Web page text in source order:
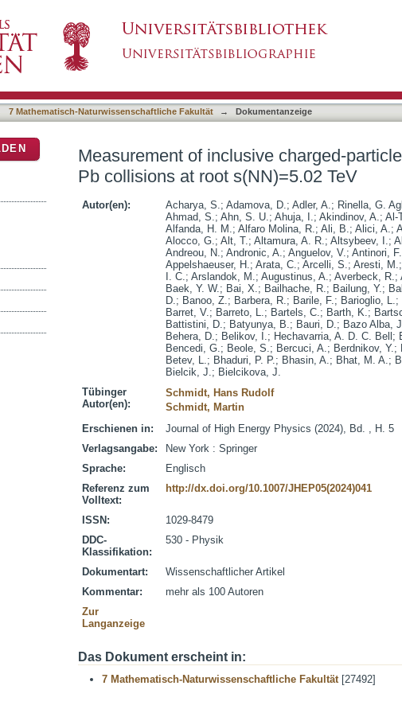
7 Mathematisch-Naturwissenschaftliche Fakultät → Dokumentanzeige
Measurement of inclusive charged-
Pb collisions at root s(NN)=5.02 TeV
Autor(en): Acharya, S.; Adamova, D.; Adler, A.; Rinella, G.
Ahmad, S.; Ahn, S. U.; Ahuja, I.; Akindinov, A.; Al-
Alfanda, H. M.; Alfaro Molina, R.; Ali, B.; Alici, A.;
Alocco, G.; Alt, T.; Altamura, A. R.; Altsybeev, I.;
Andreou, N.; Andronic, A.; Anguelov, V.; Antinori, F.
Appelshaeuser, H.; Arata, C.; Arcelli, S.; Aresti, M.;
I. C.; Arslandok, M.; Augustinus, A.; Averbeck, R.;
Baek, Y. W.; Bai, X.; Bailhache, R.; Bailung, Y.;
D.; Banoo, Z.; Barbera, R.; Barile, F.; Barioglio, L.;
Barret, V.; Barreto, L.; Bartels, C.; Barth, K.;
Battistini, D.; Batyunya, B.; Bauri, D.; Bazo Alba,
Behera, D.; Belikov, I.; Hechavarria, A. D. C. Bell ;
Bencedi, G.; Beole, S.; Bercuci, A.; Berdnikov, Y.;
Betev, L.; Bhaduri, P. P.; Bhasin, A.; Bhat, M. A.;
Bielcik, J.; Bielcikova, J.
Tübinger
Autor(en):
Schmidt, Hans Rudolf
Schmidt, Martin
Erschienen in:
Journal of High Energy Physics (2024), Bd. , H. 5
Verlagsangabe:
New York : Springer
Sprache:
Englisch
Referenz zum
Volltext:
http://dx.doi.org/10.1007/JHEP05(2024)041
ISSN:
1029-8479
DDC-
Klassifikation:
530 - Physik
Dokumentart:
Wissenschaftlicher Artikel
Kommentar:
mehr als 100 Autoren
Zur
Langanzeige
Das Dokument erscheint in:
7 Mathematisch-Naturwissenschaftliche Fakultät[27492]